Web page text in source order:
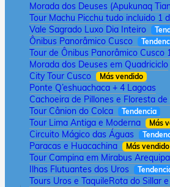
Morada dos Deuses (Apukunaq
Tour Machu Picchu tudo incluido 1
Vale Sagrado Luxo Dia Inteiro
Ônibus Panorâmico Cusco
Tour de Ônibus Panorâmico Cusco
Morada dos Deuses em Quadriciclo
City Tour Cusco
Más vendido
Ponte Q’eshuachaca + 4 Lagoas
Cachoeira de Pillones e Floresta de
Tour Cânion do Colca
Tendencia
Tour Lima Antiga e Moderna Más
Circuito Mágico das Águas
Paracas e Huacachina Más vendido
Tour Campina em Mirabus Arequipa
Ilhas Flutuantes dos Uros
Tours Uros e TaquileRota do Sillar